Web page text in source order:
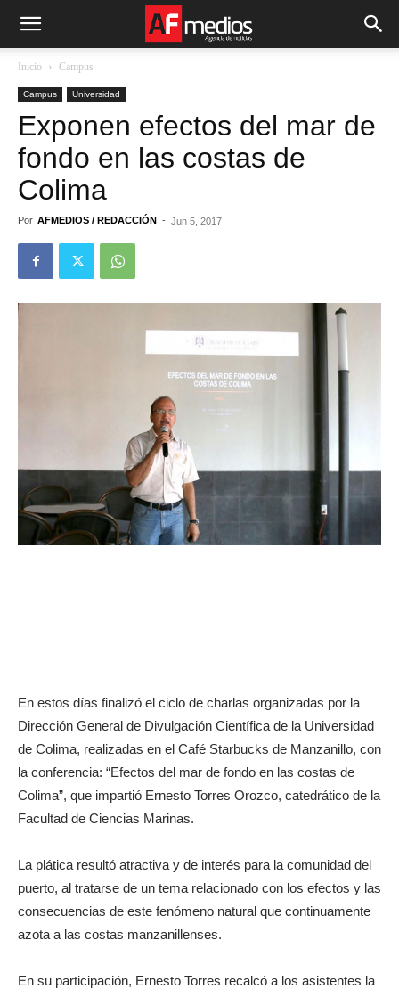
Inicio Campus
Campus Universidad
Exponen efectos del mar de
fondo en las costas de
Colima
Por AFMEDIOS / REDACCIÓN - Jun 5, 2017
En estos días finalizó el ciclo de charlas organizadas por la
Dirección General de Divulgación Científica de la Universidad
de Colima, realizadas en el Café Starbucks de Manzanillo, con
la conferencia: “Efectos del mar de fondo en las costas de
Colima”, que impartió Ernesto Torres Orozco, catedrático de la
Facultad de Ciencias Marinas.
La plática resultó atractiva y de interés para la comunidad del
puerto, al tratarse de un tema relacionado con los efectos y las
consecuencias de este fenómeno natural que continuamente
azota a las costas manzanillenses.
En su participación, Ernesto Torres recalcó a los asistentes la